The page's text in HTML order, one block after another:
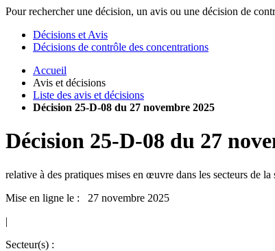
Pour rechercher une décision, un avis ou une décision de
Décisions et Avis
Décisions de contrôle des concentrations
Accueil
Avis et décisions
Liste des avis et décisions
Décision 25-D-08 du 27 novembre 2025
Décision 25-D-08 du 27
relative à des pratiques mises en œuvre dans les secteurs de
Mise en ligne le : 27 novembre 2025
|
Secteur(s) :